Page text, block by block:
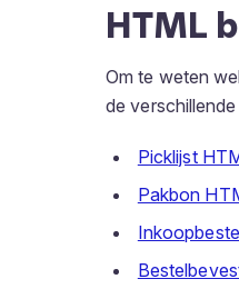
HTML
Om te weten
de
Picklijst
Pakbon